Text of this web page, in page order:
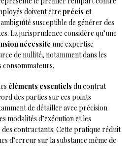
doivent être précis et
susceptible de générer des
La jurisprudence considère qu’une
nécessite une expertise
de nullité, notamment dans les
consommateurs.
éléments essentiels du contrat
des parties sur ces points
de détailler avec précision
modalités d’exécution et les
des contractants. Cette pratique réduit
d’erreur sur la substance même de